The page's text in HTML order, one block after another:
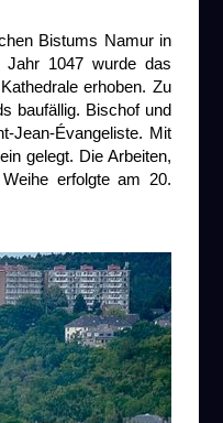
Bistums Namur in
Jahr 1047 wurde das
erhoben. Zu
baufällig. Bischof und
Jean-Évangeliste. Mit
gelegt. Die Arbeiten,
erfolgte am 20.